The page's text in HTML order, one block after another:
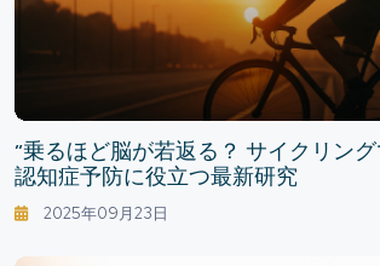
“乗るほど脳が若返る？ サイクリング
認知症予防に役立つ最新研究
2025年09月23日